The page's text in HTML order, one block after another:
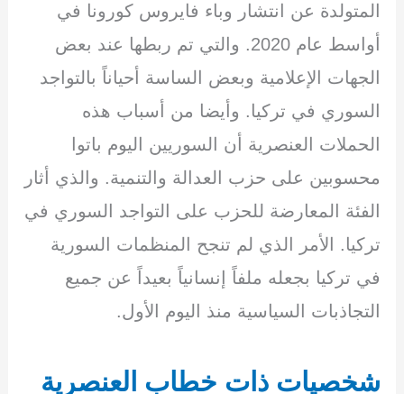
المتولدة عن انتشار وباء فايروس كورونا في
أواسط عام 2020. والتي تم ربطها عند بعض
الجهات الإعلامية وبعض الساسة أحياناً بالتواجد
السوري في تركيا. وأيضا من أسباب هذه
الحملات العنصرية أن السوريين اليوم باتوا
محسوبين على حزب العدالة والتنمية. والذي أثار
الفئة المعارضة للحزب على التواجد السوري في
تركيا. الأمر الذي لم تنجح المنظمات السورية
في تركيا بجعله ملفاً إنسانياً بعيداً عن جميع
التجاذبات السياسية منذ اليوم الأول.
شخصيات ذات خطاب العنصرية